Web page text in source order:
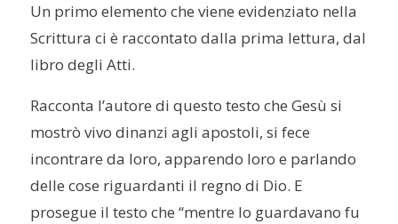
Un primo elemento che viene evidenziato nella
Scrittura ci è raccontato dalla prima lettura, dal
libro degli Atti.
Racconta l’autore di questo testo che Gesù si
mostrò vivo dinanzi agli apostoli, si fece
incontrare da loro, apparendo loro e parlando
delle cose riguardanti il regno di Dio. E
prosegue il testo che “mentre lo guardavano fu